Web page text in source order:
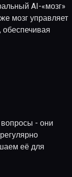
AI-«мозг»
мозг управляет
- они
её для